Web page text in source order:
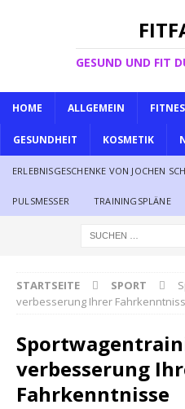
GESUND UND FIT
HOME ALLGEMEIN
GESUNDHEIT KOSMETIK
ERLEBNISGESCHENKE VON JOCHEN
PULSMESSER TRAININGSPLÄNE
STARTSEITE SPORT
verbesserung Ihrer
verbesserung
Fahrkenntnisse